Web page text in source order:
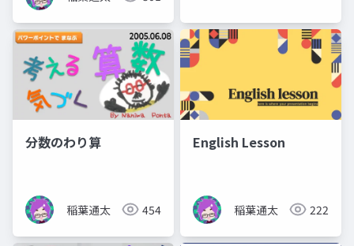
分数のわり算
稲葉通太 454
English Lesson
稲葉通太 222